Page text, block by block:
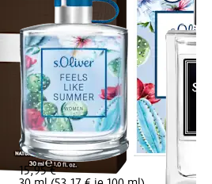
15,95 €